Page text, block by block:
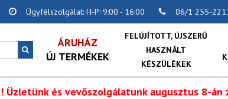
Ügyfélszolgálat: H-P: 9:00 - 16:00 06/1 255-
ÁRUHÁZ
ÚJ TERMÉKEK
FELÚJÍTOTT, ÚJSZERŰ
HASZNÁLT
KÉSZÜLÉKEK
Üzletünk és vevőszolgálatunk augusztus 8-